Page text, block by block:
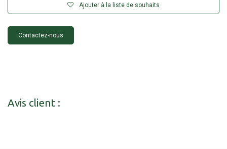
Ajouter à la liste de souhaits
Contactez-nous
Avis client :